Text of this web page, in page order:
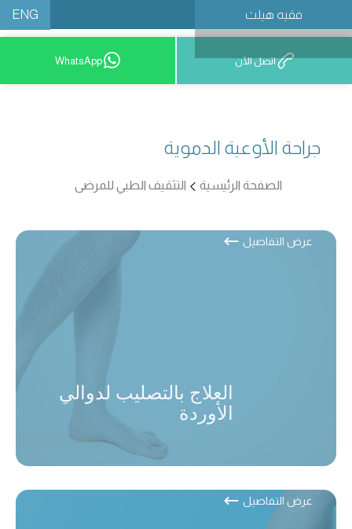
فقيه هيلث ENG
احجز موعدًا اتصل الآن WhatsApp
جراحة الأوعية الدموية
الصفحة الرئيسية التثقيف الطبي للمرضى
العلاج بالتصليب لدوالي
الأوردة
عرض التفاصيل
عرض التفاصيل